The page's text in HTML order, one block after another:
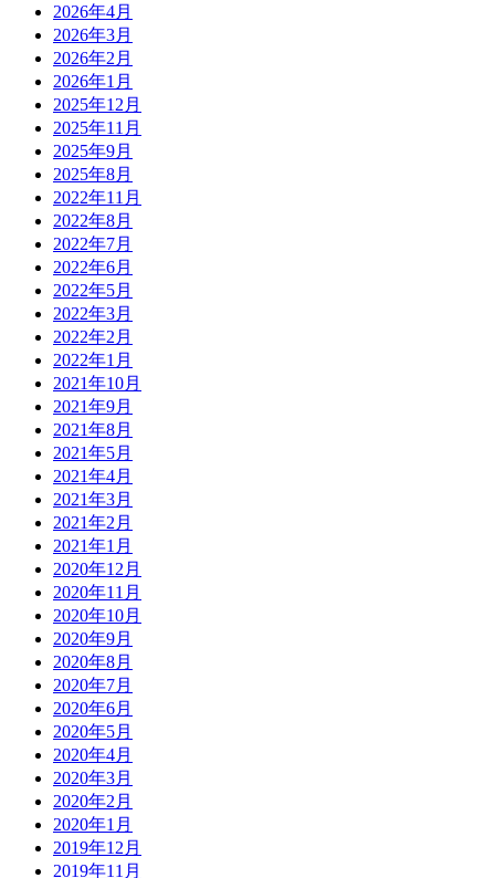
2026年4月
2026年3月
2026年2月
2026年1月
2025年12月
2025年11月
2025年9月
2025年8月
2022年11月
2022年8月
2022年7月
2022年6月
2022年5月
2022年3月
2022年2月
2022年1月
2021年10月
2021年9月
2021年8月
2021年5月
2021年4月
2021年3月
2021年2月
2021年1月
2020年12月
2020年11月
2020年10月
2020年9月
2020年8月
2020年7月
2020年6月
2020年5月
2020年4月
2020年3月
2020年2月
2020年1月
2019年12月
2019年11月